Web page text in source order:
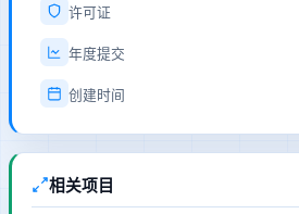
许可证
年度提交
创建时间
相关项目